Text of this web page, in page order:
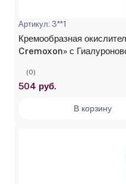
Артикул: 3**1
Кремообразная
Cremoxon» с
(0)
504 руб.
В корзину